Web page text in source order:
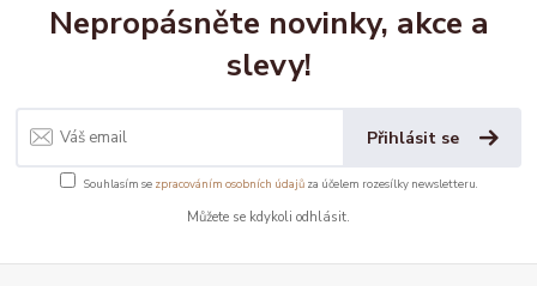
Nepropásněte novinky, akce a
slevy!
Přihlásit se
Souhlasím se zpracováním osobních údajůza účelem rozesílky newsletteru.
Můžete se kdykoli odhlásit.